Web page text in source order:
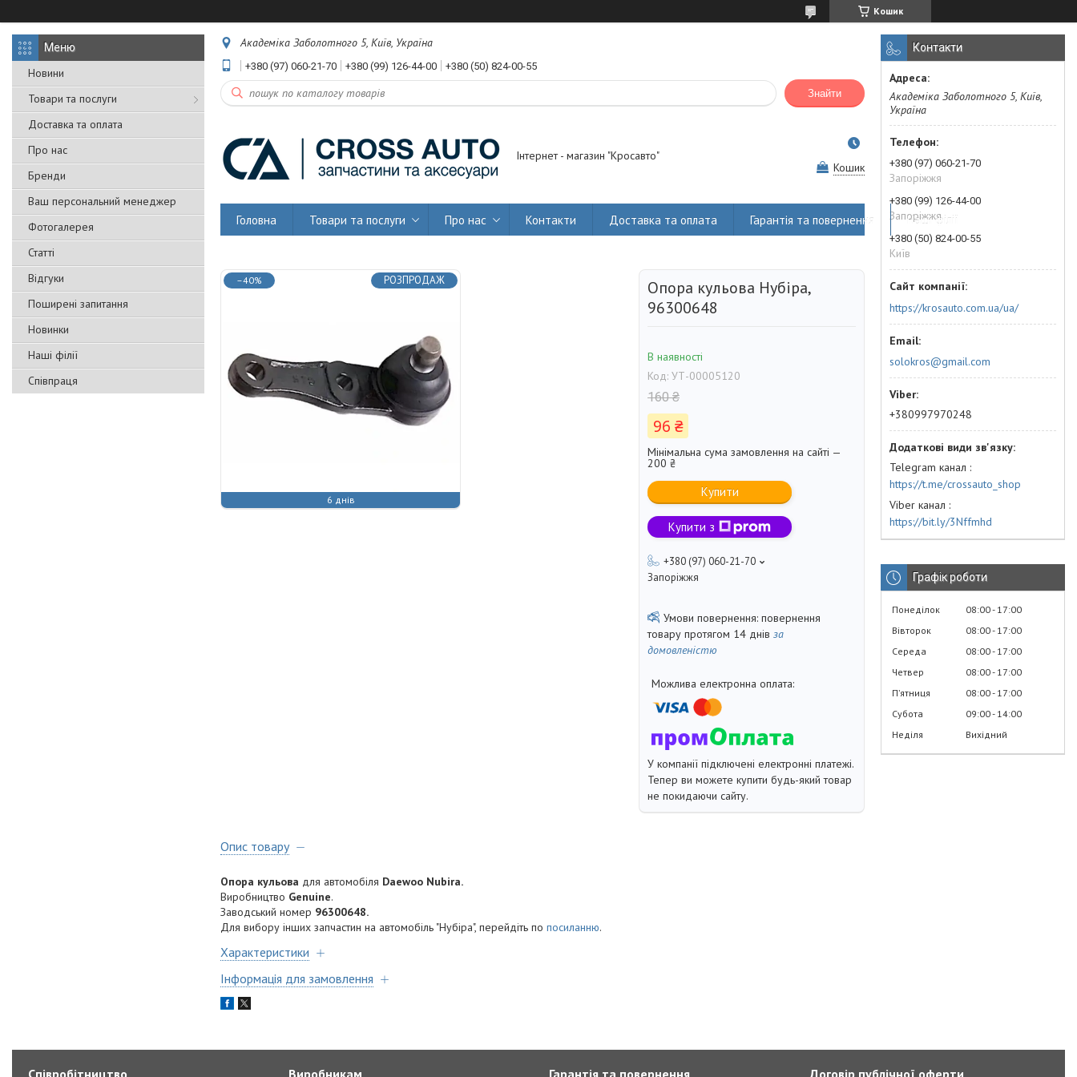
Кошик
Новини
Товари та послуги
Доставка та оплата
Про нас
Бренди
Ваш персональний менеджер
Фотогалерея
Статті
Відгуки
Поширені запитання
Новинки
Наші філії
Співпраця
Академіка Заболотного 5, Київ, Україна
+380 (97) 060-21-70 +380 (99) 126-44-00 +380 (50) 824-00-55
Знайти
Інтернет - магазин "Кросавто"
Кошик
Головна Товари та послуги Про нас Контакти Доставка та оплата Гарантія та повернення Наші філії
РОЗПРОДАЖ
–40%
6 днів
Опора кульова Нубіра,
96300648
В наявності
Код: УТ-00005120
160 ₴
96 ₴
Мінімальна сума замовлення на сайті —
200 ₴
Купити
Купити з
+380 (97) 060-21-70
Запоріжжя
повернення
товару протягом 14 днів за
домовленістю
У компанії підключені електронні платежі.
Тепер ви можете купити будь-який товар
не покидаючи сайту.
Опис товару
Опора кульова для автомобіля Daewoo Nubira.
Виробництво Genuine.
Заводський номер 96300648.
Для вибору інших запчастин на автомобіль "Нубіра", перейдіть по посиланню.
Характеристики
Інформація для замовлення
Контакти
Академіка Заболотного 5, Київ,
Україна
+380 (97) 060-21-70
Запоріжжя
+380 (99) 126-44-00
Запоріжжя
+380 (50) 824-00-55
Київ
https://krosauto.com.ua/ua/
solokros@gmail.com
+380997970248
Telegram канал
https://t.me/crossauto_shop
Viber канал
https://bit.ly/3Nffmhd
Графік роботи
Понеділок 08:00 17:00
Вівторок
08:00 17:00
Середа
08:00 17:00
Четвер
08:00 17:00
Пʼятниця
08:00 17:00
Субота
09:00 14:00
Неділя
Вихідний
Співробітництво Виробникам Гарантія та повернення Договір публічної оферти